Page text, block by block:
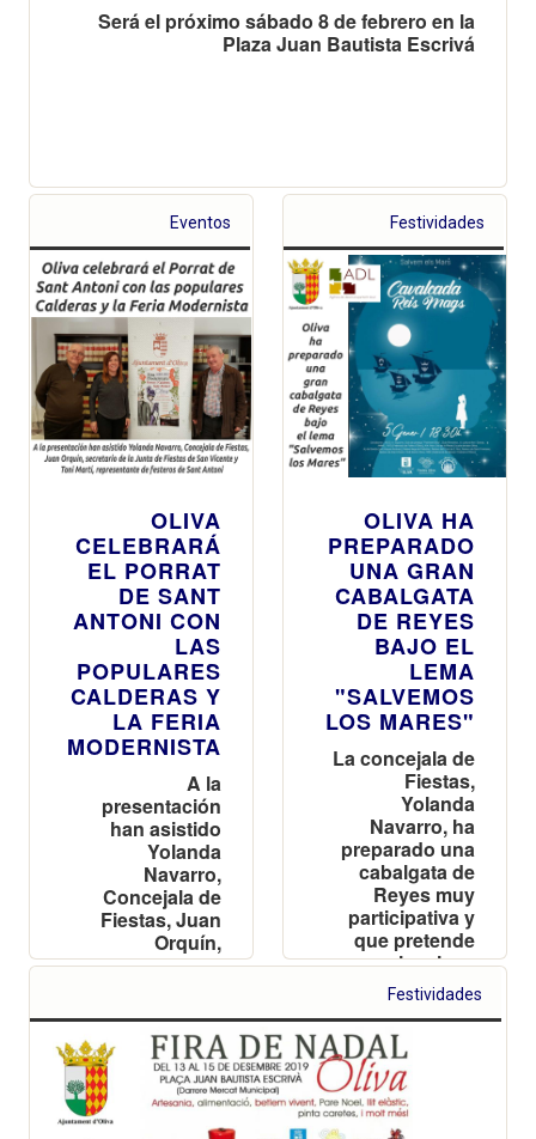
Será el próximo sábado 8 de febrero en la
Plaza Juan Bautista Escrivá
Eventos
OLIVA
CELEBRARÁ
EL PORRAT
DE SANT
ANTONI CON
LAS
POPULARES
CALDERAS Y
LA FERIA
MODERNISTA
A la
presentación
han asistido
Yolanda
Navarro,
Concejala de
Fiestas, Juan
Orquín,
secretario de la
Vicente y Toni
Martí,
representante
de festeros de
Sant Antoni
Festividades
OLIVA HA
PREPARADO
UNA GRAN
CABALGATA
DE REYES
BAJO EL
LEMA
"SALVEMOS
LOS MARES"
La concejala de
Fiestas,
Yolanda
Navarro, ha
preparado una
cabalgata de
Reyes muy
participativa y
que pretende
concienciar a
los más
pequeños y
evitar el uso de
los plásticos
Festividades